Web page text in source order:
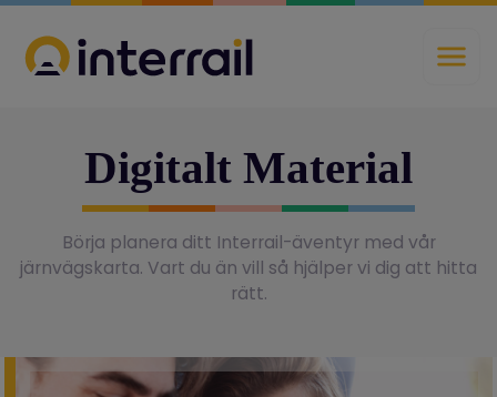
Digitalt Material
Börja planera ditt Interrail-äventyr med vår
järnvägskarta. Vart du än vill så hjälper vi dig att hitta
rätt.